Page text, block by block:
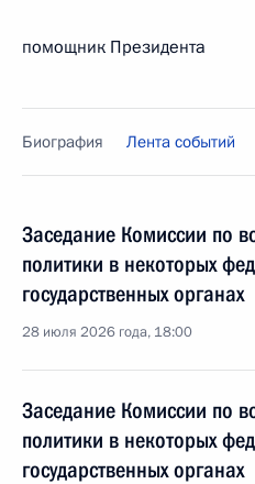
помощник Президента
Биография Лента событий
Заседание Комиссии по
политики в некоторых
государственных органах
28 июля 2026 года, 18:00
Заседание Комиссии по
политики в некоторых
государственных органах